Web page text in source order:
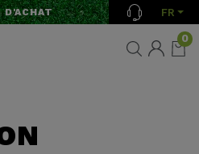
FR
0